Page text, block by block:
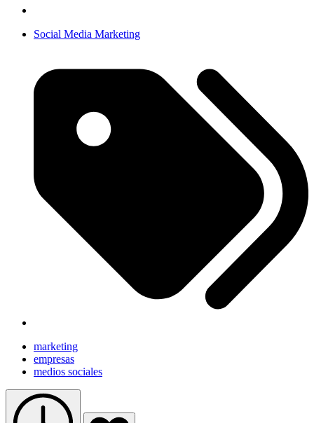
Social Media Marketing
marketing
empresas
medios sociales